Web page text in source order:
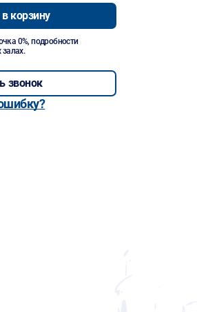
корзину
0%, подробности
залах.
звонок